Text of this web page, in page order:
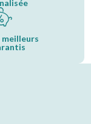
meilleurs